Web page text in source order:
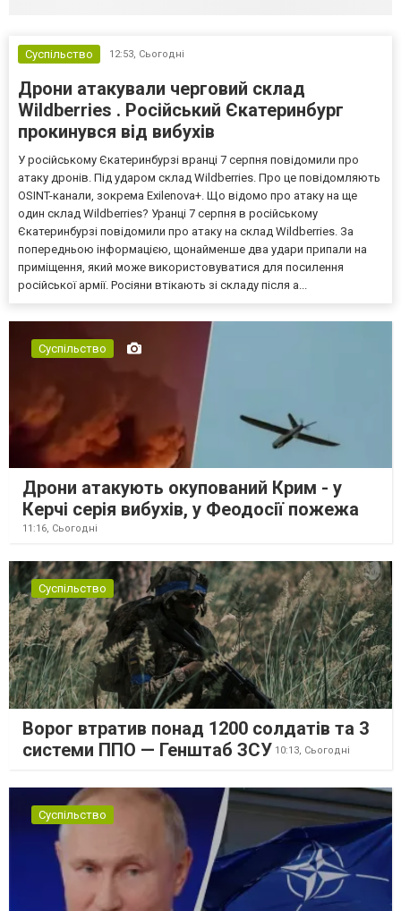
Суспільство 12:53, Сьогодні
Дрони атакували черговий склад
Wildberries . Російський Єкатеринбург
прокинувся від вибухів
У російському Єкатеринбурзі вранці 7 серпня повідомили про
атаку дронів. Під ударом склад Wildberries. Про це повідомляють
OSINT-канали, зокрема Exilenova+. Що відомо про атаку на ще
один склад Wildberries? Уранці 7 серпня в російському
Єкатеринбурзі повідомили про атаку на склад Wildberries. За
попередньою інформацією, щонайменше два удари припали на
приміщення, який може використовуватися для посилення
російської армії. Росіяни втікають зі складу після а...
Суспільство
Дрони атакують окупований Крим - у
Керчі серія вибухів, у Феодосії пожежа
11:16, Сьогодні
Суспільство
Ворог втратив понад 1200 солдатів та 3
системи ППО — Генштаб ЗСУ 10:13, Сьогодні
Суспільство